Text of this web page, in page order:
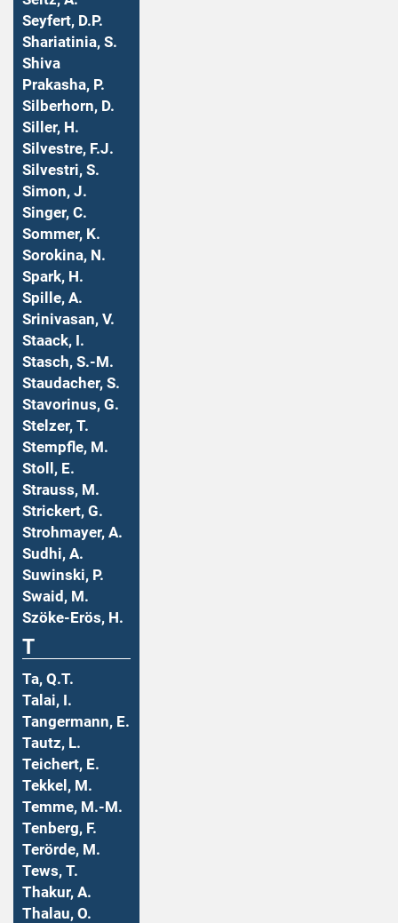
Seyfert, D.P.
Shariatinia, S.
Shiva
Prakasha, P.
Silberhorn, D.
Siller, H.
Silvestre, F.J.
Silvestri, S.
Simon, J.
Singer, C.
Sommer, K.
Sorokina, N.
Spark, H.
Spille, A.
Srinivasan, V.
Staack, I.
Stasch, S.-M.
Staudacher, S.
Stavorinus, G.
Stelzer, T.
Stempfle, M.
Stoll, E.
Strauss, M.
Strickert, G.
Strohmayer, A.
Sudhi, A.
Suwinski, P.
Swaid, M.
Szöke-Erös, H.
T
Ta, Q.T.
Talai, I.
Tangermann, E.
Tautz, L.
Teichert, E.
Tekkel, M.
Temme, M.-M.
Tenberg, F.
Terörde, M.
Tews, T.
Thakur, A.
Thalau, O.